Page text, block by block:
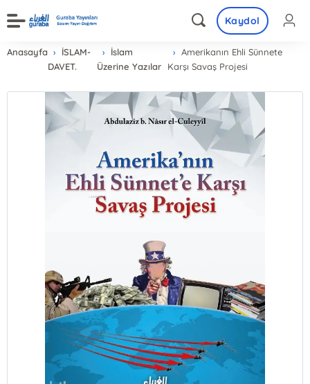
Kaydol
Anasayfa
İSLAM-
DAVET.
İslam
Üzerine Yazılar
Amerikanın Ehli Sünnete
Karşı Savaş Projesi